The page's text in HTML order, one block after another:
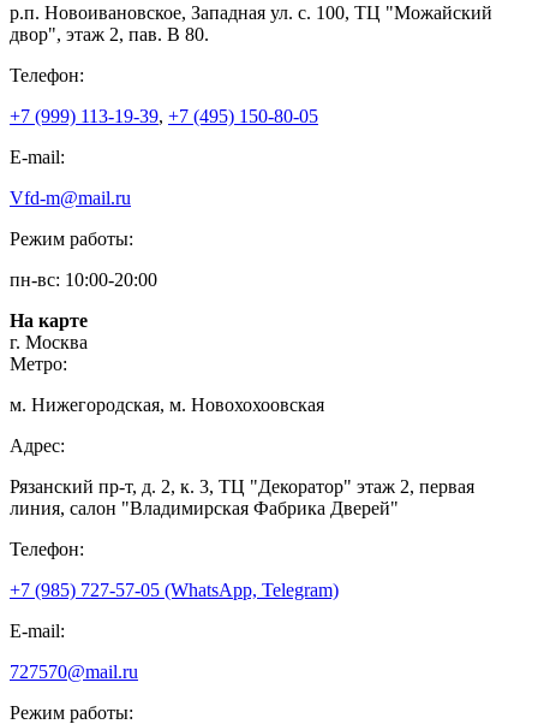
р.п. Новоивановское, Западная ул. с. 100, ТЦ "Можайский
двор", этаж 2, пав. В 80.
Телефон:
+7 (999) 113-19-39, +7 (495) 150-80-05
E-mail:
Vfd-m@mail.ru
Режим работы:
пн-вс: 10:00-20:00
На карте
г. Москва
Метро:
м. Нижегородская, м. Новохохоовская
Адрес:
Рязанский пр-т, д. 2, к. 3, ТЦ "Декоратор" этаж 2, первая
линия, салон "Владимирская Фабрика Дверей"
Телефон:
+7 (985) 727-57-05 (WhatsApp, Telegram)
E-mail:
727570@mail.ru
Режим работы: